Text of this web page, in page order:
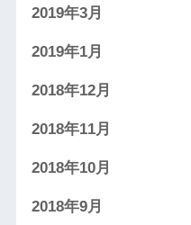
2019年3月
2019年1月
2018年12月
2018年11月
2018年10月
2018年9月